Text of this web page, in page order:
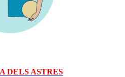
DELS ASTRES